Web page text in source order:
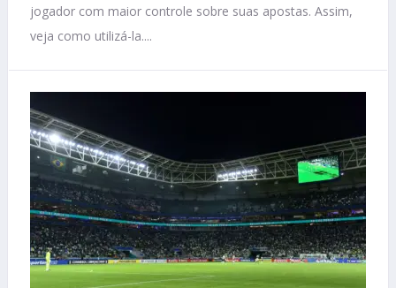
jogador com maior controle sobre suas apostas. Assim,
veja como utilizá-la....